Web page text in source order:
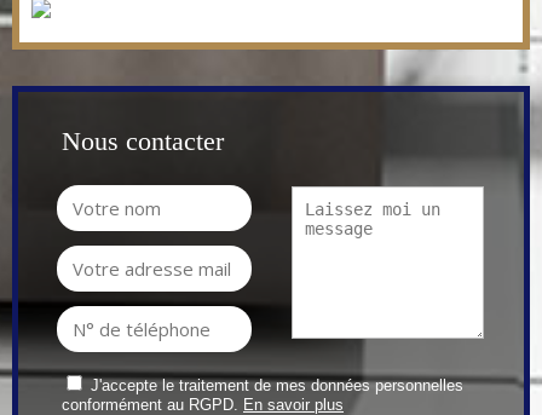
Nous contacter
J'accepte le traitement de mes données personnelles
conformément au RGPD. En savoir plus